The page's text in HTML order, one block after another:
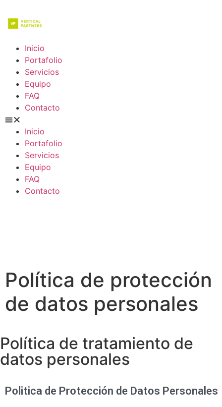
Inicio
Portafolio
Servicios
Equipo
FAQ
Contacto
Inicio
Portafolio
Servicios
Equipo
FAQ
Contacto
Política de protección
de datos personales
Política de tratamiento de
datos personales
Politica de Protección de Datos Personales